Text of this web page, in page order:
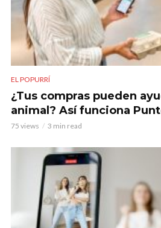
EL POPURRÍ
¿Tus compras pueden
animal? Así funciona
75 views 3 min read